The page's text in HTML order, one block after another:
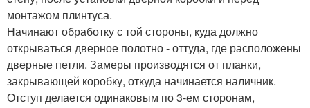
монтажом плинтуса.
Начинают обработку с той стороны, куда должно
открываться дверное полотно - оттуда, где расположены
дверные петли. Замеры производятся от планки,
закрывающей коробку, откуда начинается наличник.
Отступ делается одинаковым по 3-ем сторонам,